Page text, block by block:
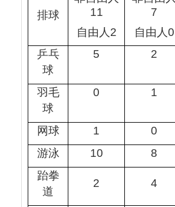
排球
11
自由人 2
7
自由人0
乒乓
球
5 2
羽毛
球
0 1
网球 1 0
游泳
10 8
跆拳
道
2 4